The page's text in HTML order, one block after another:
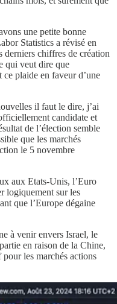
une petite bonne
Statistics a révisé en
derniers chiffres de création
qui veut dire que
ce plaide en faveur d’une
il faut le dire, j’ai
candidate et
de l’élection semble
que les marchés
le 5 novembre
aux Etats-Unis, l’Euro
logiquement sur les
que l’Europe dégaine
à venir envers Israel, le
en raison de la Chine,
les marchés actions